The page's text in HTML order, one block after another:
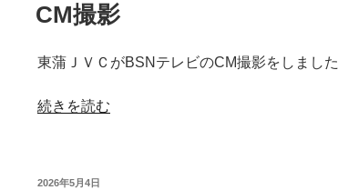
下
地
大
ま
ま
た”
日:
CM撮影
東蒲ＪＶＣがBSNテレビのCM撮影をしました
“CM
続きを読む
投
2026年5月4日